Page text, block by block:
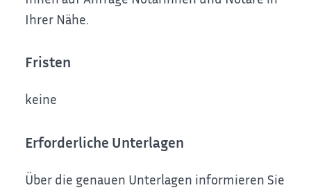
Ihrer Nähe.
Fristen
keine
Erforderliche Unterlagen
Über die genauen Unterlagen informieren Sie